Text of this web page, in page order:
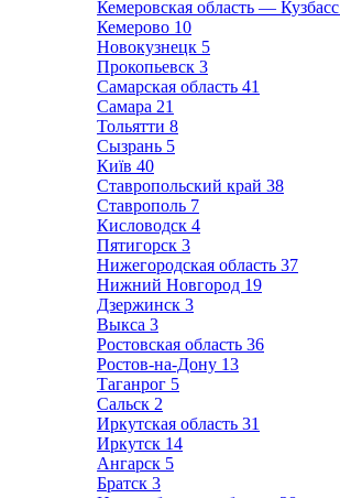
Кемеровская область — Кузбасс
Кемерово 10
Новокузнецк 5
Прокопьевск 3
Самарская область 41
Самара 21
Тольятти 8
Сызрань 5
Київ 40
Ставропольский край 38
Ставрополь 7
Кисловодск 4
Пятигорск 3
Нижегородская область 37
Нижний Новгород 19
Дзержинск 3
Выкса 3
Ростовская область 36
Ростов-на-Дону 13
Таганрог 5
Сальск 2
Иркутская область 31
Иркутск 14
Ангарск 5
Братск 3